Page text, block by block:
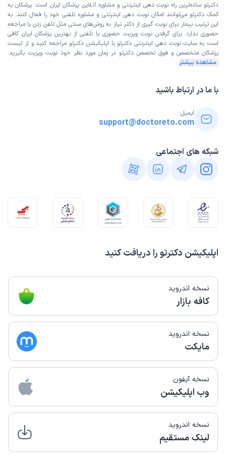
اپلیکیشن دکترتو را دریافت کنید
نسخه اندروید
کافه بازار
نسخه اندروید
مایکت
نسخه آیفون
وب اپلیکیشن
نسخه اندروید
لینک مستقیم
دکترتو ساده‌ترین راه نوبت‌ دهی اینترنتی و مشاوره آنلاین پزشکان ایران است. پزشکان به
کمک دکترتو می‌توانند امکان نوبت دهی اینترنتی و مشاوره تلفنی خود را فعال کنند. به
این ترتیب بیمار برای نوبت گیری از دکتر نیاز به روش‌های سنتی مثل تلفن زدن یا مراجعه
حضوری ندارد. برای گرفتن نوبت ویزیت حضوری یا تلفنی از بهترین پزشکان ایران کافی
است به سایت نوبت دهی اینترنتی دکترتو یا اپلیکیشن دکترتو مراجعه کنید و از لیست
پزشکان متخصص و فوق تخصص دکترتو در زمان مورد نظر خود نوبت ویزیت بگیرید.
مشاهده بیشتر
با ما در ارتباط باشید
ایمیل:
support@doctoreto.com
شبکه های اجتماعی